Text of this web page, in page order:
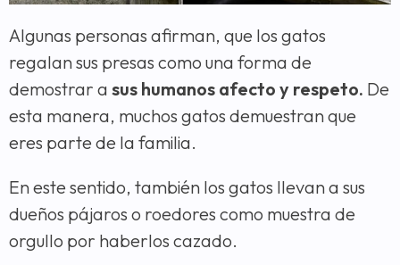
Algunas personas afirman, que los gatos
regalan sus presas como una forma de
demostrar a sus humanos afecto y respeto. De
esta manera, muchos gatos demuestran que
eres parte de la familia.
En este sentido, también los gatos llevan a sus
dueños pájaros o roedores como muestra de
orgullo por haberlos cazado.